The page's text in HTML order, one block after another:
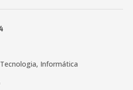
Informática